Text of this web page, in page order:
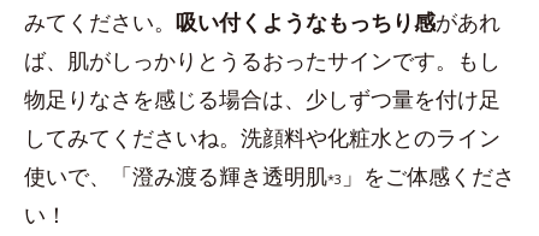
みてください。 吸い付くようなもっちり感があれ
ば、肌がしっかりとうるおったサインです。もし
物足りなさを感じる場合は、少しずつ量を付け足
してみてくださいね。洗顔料や化粧水とのライン
使いで、「澄み渡る輝き透明肌*3 」をご体感くださ
い！